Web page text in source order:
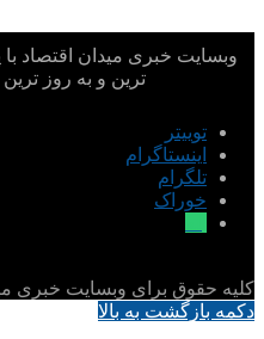
وبسایت خبری میدان اقتصاد با
ترین و به روز
توییتر
اینستاگرام
تلگرام
خوراک
کلیه حقوق برای وبسایت خبری
دکمه بازگشت به بالا